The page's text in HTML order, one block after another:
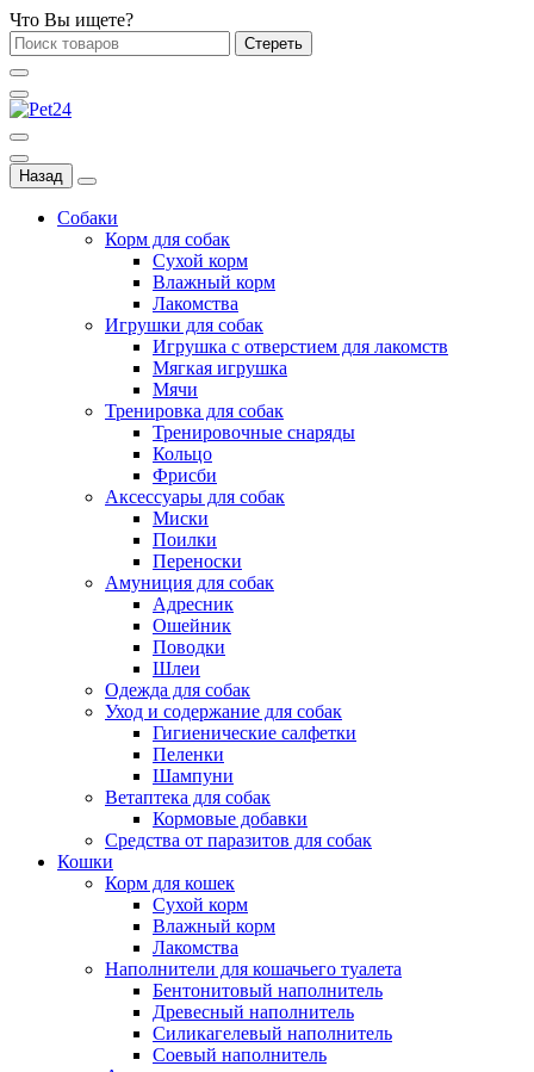
Что Вы ищете?
Стереть
Назад
Собаки
Корм для собак
Сухой корм
Влажный корм
Лакомства
Игрушки для собак
Игрушка с отверстием для лакомств
Мягкая игрушка
Мячи
Тренировка для собак
Тренировочные снаряды
Кольцо
Фрисби
Аксессуары для собак
Миски
Поилки
Переноски
Амуниция для собак
Адресник
Ошейник
Поводки
Шлеи
Одежда для собак
Уход и содержание для собак
Гигиенические салфетки
Пеленки
Шампуни
Ветаптека для собак
Кормовые добавки
Средства от паразитов для собак
Кошки
Корм для кошек
Сухой корм
Влажный корм
Лакомства
Наполнители для кошачьего туалета
Бентонитовый наполнитель
Древесный наполнитель
Силикагелевый наполнитель
Соевый наполнитель